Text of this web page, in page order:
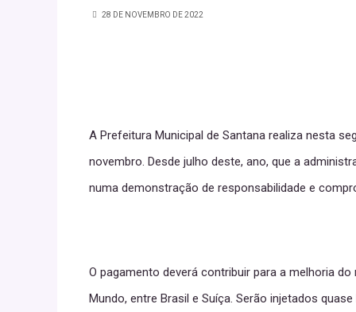
28 DE NOVEMBRO DE 2022
A Prefeitura Municipal de Santana realiza nesta
novembro. Desde julho deste, ano, que a
numa demonstração de responsabilidade e
O pagamento deverá contribuir para a melhoria
Mundo, entre Brasil e Suíça. Serão injetados